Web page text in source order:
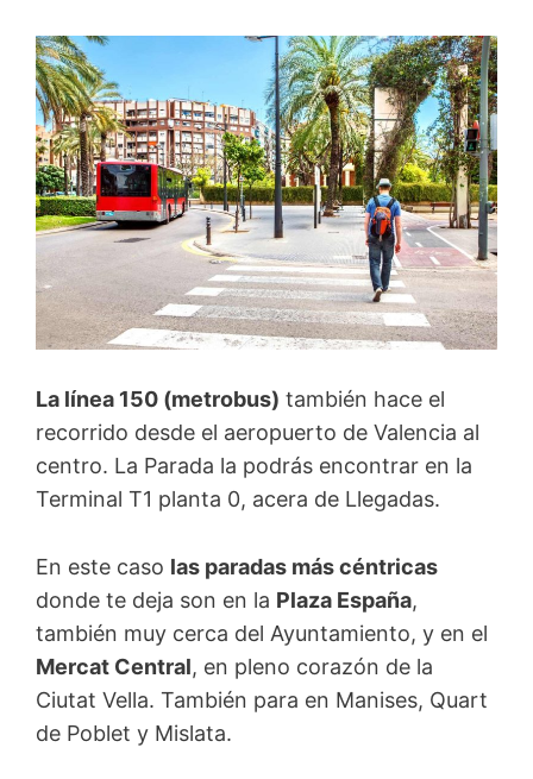
La línea 150 (metrobus) también hace el
recorrido desde el aeropuerto de Valencia al
centro. La Parada la podrás encontrar en la
Terminal T1 planta 0, acera de Llegadas.
En este caso las paradas más céntricas
donde te deja son en la Plaza España,
también muy cerca del Ayuntamiento, y en el
Mercat Central, en pleno corazón de la
Ciutat Vella. También para en Manises, Quart
de Poblet y Mislata.